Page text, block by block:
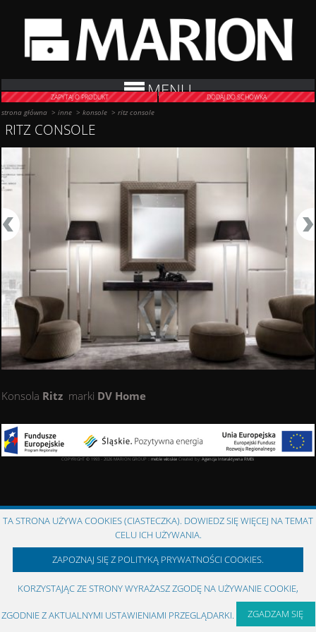
MENU
ZAPYTAJ O PRODUKT DODAJ DO SCHOWKA
strona główna >inne >konsole >ritz console
RITZ CONSOLE
Konsola Ritz marki DV Home
COPYRIGHT © 1993 - 2026 MARION GROUP ::meble włoskieCreated by:Agencja Interaktywna RMBi
TA STRONA UŻYWA COOKIES (CIASTECZKA). DOWIEDZ SIĘ WIĘCEJ NA TEMAT
CELU ICH UŻYWANIA.
ZAPOZNAJ SIĘ Z POLITYKĄ PRYWATNOŚCI COOKIES.
KORZYSTAJĄC ZE STRONY WYRAŻASZ ZGODĘ NA UŻYWANIE COOKIE,
ZGODNIE Z AKTUALNYMI USTAWIENIAMI PRZEGLĄDARKI. ZGADZAM SIĘ